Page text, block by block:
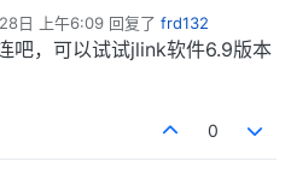
日 上午6:09回复了 frd132
吧，可以试试jlink软件6.9版本
0